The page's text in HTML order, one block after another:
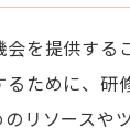
を提供する
ために、
リソースや